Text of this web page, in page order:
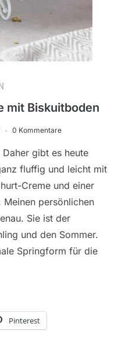
mit Biskuitboden
0 Kommentare
gibt es heute
fluffig und leicht mit
Creme und einer
persönlichen
Sie ist der
und den Sommer.
Springform für die
Pinterest